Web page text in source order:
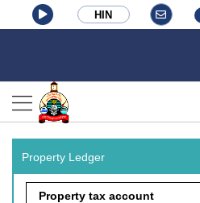
HIN
Property Ledger
Property tax account